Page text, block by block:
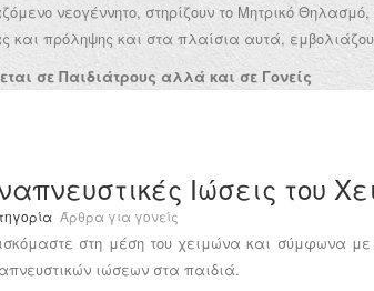
νεογέννητο, στηρίζουν το Μητρικό
και πρόληψης και στα πλαίσια αυτά,
σε Παιδιάτρους αλλά και σε Γονείς
Ιώσεις του
Άρθρα για γονείς
στη μέση του χειμώνα και σύμφωνα
ιώσεων στα παιδιά.